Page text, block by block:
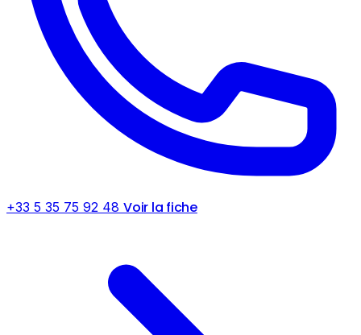
+33 5 35 75 92 48 Voir la fiche